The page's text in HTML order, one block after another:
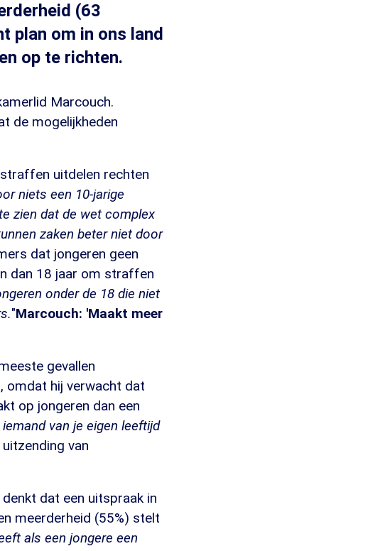
(63
plan om in ons land
op te richten.
Marcouch.
de mogelijkheden
uitdelen rechten
niets een 10-jarige
zien dat de wet complex
zaken beter niet door
dat jongeren geen
dan 18 jaar om straffen
onder de 18 die niet
"Marcouch: 'Maakt meer
gevallen
omdat hij verwacht dat
op jongeren dan een
van je eigen leeftijd
van
dat een uitspraak in
meerderheid (55%) stelt
als een jongere een